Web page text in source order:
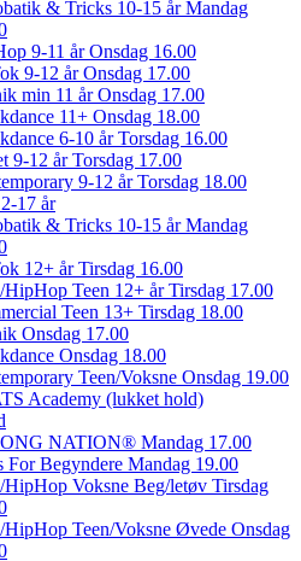
& Tricks 10-15 år Mandag
9-11 år Onsdag 16.00
9-12 år Onsdag 17.00
min 11 år Onsdag 17.00
11+ Onsdag 18.00
6-10 år Torsdag 16.00
9-12 år Torsdag 17.00
9-12 år Torsdag 18.00
17 år
& Tricks 10-15 år Mandag
12+ år Tirsdag 16.00
Teen 12+ år Tirsdag 17.00
Teen 13+ Tirsdag 18.00
Onsdag 17.00
Onsdag 18.00
Teen/Voksne Onsdag 19.00
Academy (lukket hold)
NATION® Mandag 17.00
For Begyndere Mandag 19.00
Voksne Beg/letøv Tirsdag
Teen/Voksne Øvede Onsdag